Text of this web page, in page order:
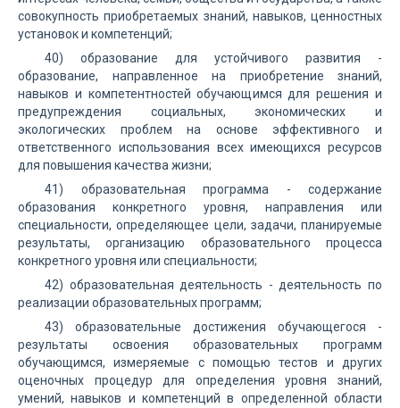
совокупность приобретаемых знаний, навыков, ценностных
установок и компетенций;
40) образование для устойчивого развития -
образование, направленное на приобретение знаний,
навыков и компетентностей обучающимся для решения и
предупреждения социальных, экономических и
экологических проблем на основе эффективного и
ответственного использования всех имеющихся ресурсов
для повышения качества жизни;
41) образовательная программа - содержание
образования конкретного уровня, направления или
специальности, определяющее цели, задачи, планируемые
результаты, организацию образовательного процесса
конкретного уровня или специальности;
42) образовательная деятельность - деятельность по
реализации образовательных программ;
43) образовательные достижения обучающегося -
результаты освоения образовательных программ
обучающимся, измеряемые с помощью тестов и других
оценочных процедур для определения уровня знаний,
умений, навыков и компетенций в определенной области